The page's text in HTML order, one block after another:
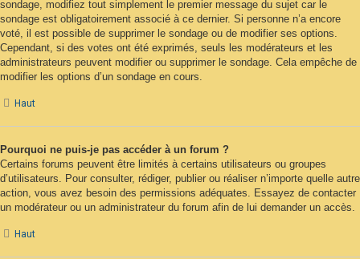
sondage, modifiez tout simplement le premier message du sujet car le
sondage est obligatoirement associé à ce dernier. Si personne n’a encore
voté, il est possible de supprimer le sondage ou de modifier ses options.
Cependant, si des votes ont été exprimés, seuls les modérateurs et les
administrateurs peuvent modifier ou supprimer le sondage. Cela empêche de
modifier les options d’un sondage en cours.
Haut
Pourquoi ne puis-je pas accéder à un forum ?
Certains forums peuvent être limités à certains utilisateurs ou groupes
d’utilisateurs. Pour consulter, rédiger, publier ou réaliser n’importe quelle autre
action, vous avez besoin des permissions adéquates. Essayez de contacter
un modérateur ou un administrateur du forum afin de lui demander un accès.
Haut